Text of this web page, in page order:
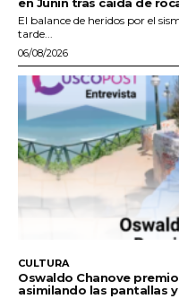
El balance de heridos por el
tarde...
06/08/2026
CULTURA
Oswaldo Chanove
asimilando las pantallas